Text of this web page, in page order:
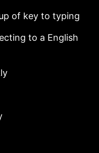
of key to typing
to a English